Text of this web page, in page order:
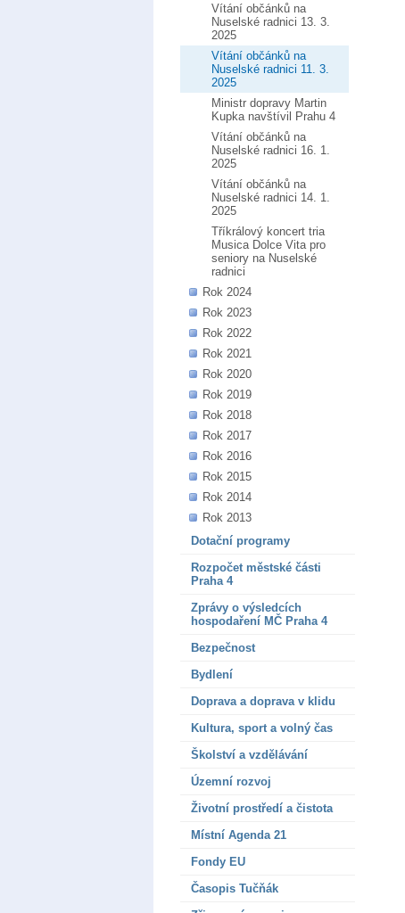
Vítání občánků na
Nuselské radnici 13. 3.
2025
Vítání občánků na
Nuselské radnici 11. 3.
2025
Ministr dopravy Martin
Kupka navštívil Prahu 4
Vítání občánků na
Nuselské radnici 16. 1.
2025
Vítání občánků na
Nuselské radnici 14. 1.
2025
Tříkrálový koncert tria
Musica Dolce Vita pro
seniory na Nuselské
radnici
Rok 2024
Rok 2023
Rok 2022
Rok 2021
Rok 2020
Rok 2019
Rok 2018
Rok 2017
Rok 2016
Rok 2015
Rok 2014
Rok 2013
Dotační programy
Rozpočet městské části
Praha 4
Zprávy o výsledcích
hospodaření MČ Praha 4
Bezpečnost
Bydlení
Doprava a doprava v klidu
Kultura, sport a volný čas
Školství a vzdělávání
Územní rozvoj
Životní prostředí a čistota
Místní Agenda 21
Fondy EU
Časopis Tučňák